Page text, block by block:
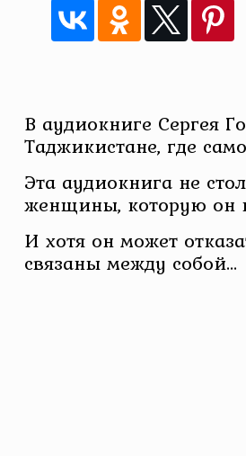
В аудиокниге Сергея
Таджикистане, где
Эта аудиокнига не
женщины, которую он
И хотя он может
связаны между собой…